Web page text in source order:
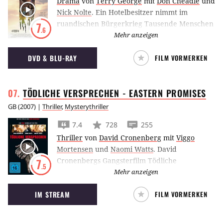
7.6
Nick Nolte. Ein Hotelbesitzer nimmt im
ruandischen Bürgerkrieg Tausende Menschen
auf – und geht damit große Risiken ein.
Mehr anzeigen
DVD & BLU-RAY FILM VORMERKEN
TÖDLICHE VERSPRECHEN - EASTERN PROMISES
GB(2007) | Thriller, Mysterythriller
7.5
7.4 728
255
Thriller von David Cronenberg mit Viggo
Mortensen und Naomi Watts. David
Cronenbergs Gangsterfilm Tödliche
Versprechen – Eastern Promises spielt in
London, wo sich Viggo Mortensen als
mysteriöser Russe mit Geburtshelferin Naomi
Watts einlässt.
Mehr anzeigen
IM STREAM FILM VORMERKEN